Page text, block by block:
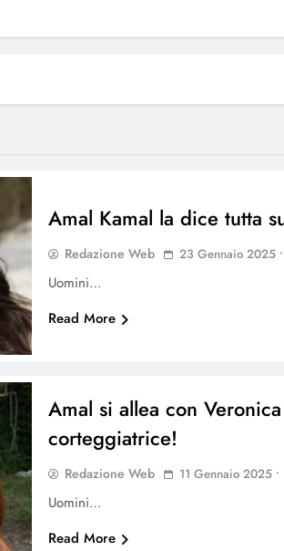
Amal Kamal la dice tutta
Redazione Web 23 Gennaio 2025
Uomini…
Read More
Amal si allea con
corteggiatrice!
Redazione Web 11 Gennaio 2025 •
Uomini…
Read More